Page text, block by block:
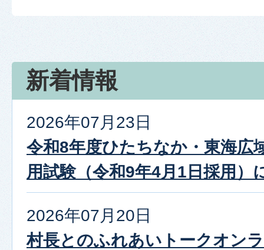
新着情報
2026年07月23日
令和8年度ひたちなか・東海広
用試験（令和9年4月1日採用）
2026年07月20日
村長とのふれあいトークオン